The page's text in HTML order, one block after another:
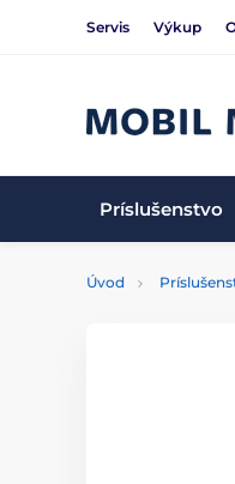
Servis Výkup
Príslušenstvo
Úvod